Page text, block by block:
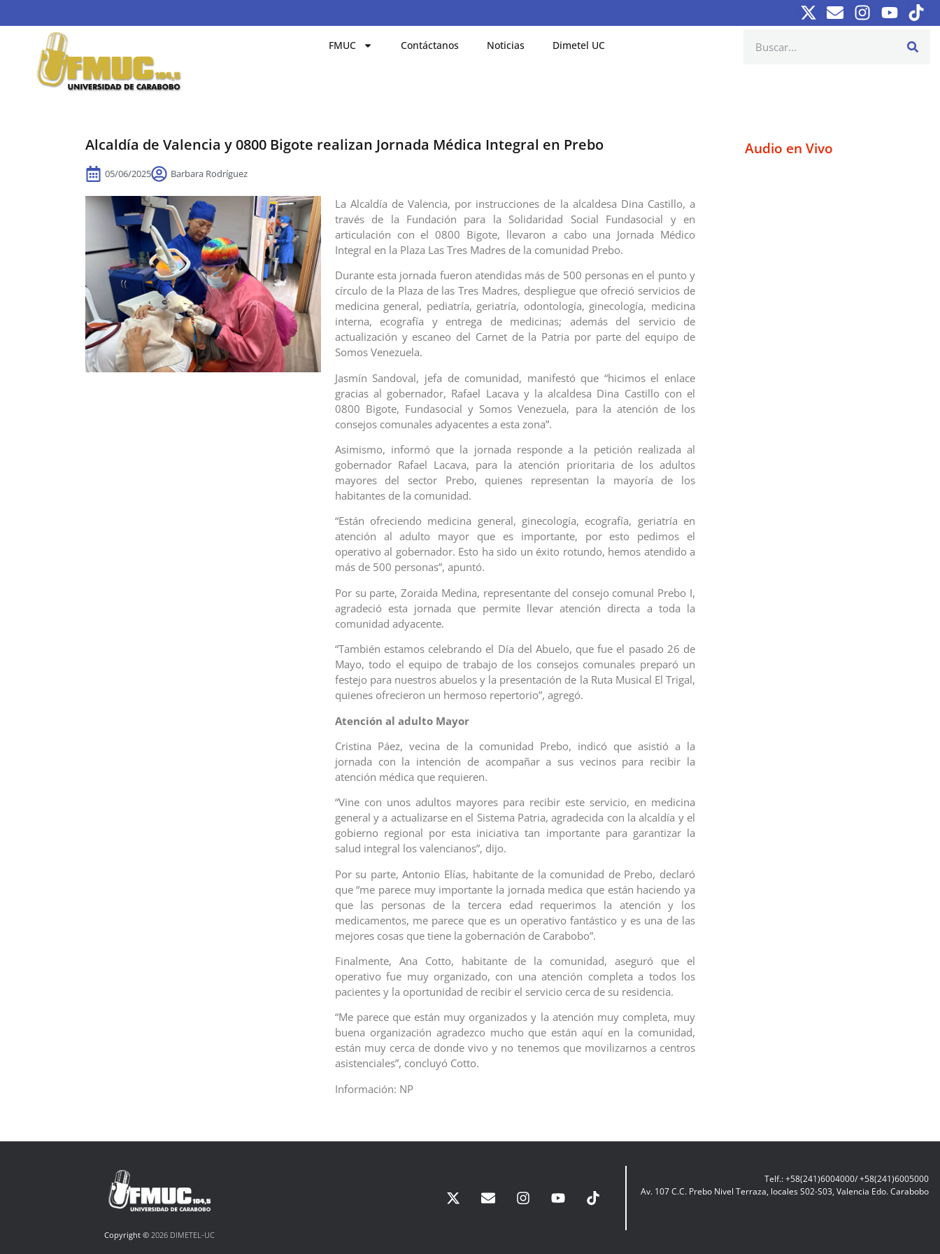
FMUC Contáctanos Noticias Dimetel UC
Alcaldía de Valencia y 0800 Bigote realizan Jornada Médica Integral en Prebo
05/06/2025 Barbara Rodríguez
La Alcaldía de Valencia, por instrucciones de la alcaldesa Dina Castillo, a
través de la Fundación para la Solidaridad Social Fundasocial y en
articulación con el 0800 Bigote, llevaron a cabo una Jornada Médico
Integral en la Plaza Las Tres Madres de la comunidad Prebo.
Durante esta jornada fueron atendidas más de 500 personas en el punto y
círculo de la Plaza de las Tres Madres, despliegue que ofreció servicios de
medicina general, pediatría, geriatría, odontología, ginecología, medicina
interna, ecografía y entrega de medicinas; además del servicio de
actualización y escaneo del Carnet de la Patria por parte del equipo de
Somos Venezuela.
Jasmín Sandoval, jefa de comunidad, manifestó que “hicimos el enlace
gracias al gobernador, Rafael Lacava y la alcaldesa Dina Castillo con el
0800 Bigote, Fundasocial y Somos Venezuela, para la atención de los
consejos comunales adyacentes a esta zona”.
Asimismo, informó que la jornada responde a la petición realizada al
gobernador Rafael Lacava, para la atención prioritaria de los adultos
mayores del sector Prebo, quienes representan la mayoría de los
habitantes de la comunidad.
“Están ofreciendo medicina general, ginecología, ecografía, geriatría en
atención al adulto mayor que es importante, por esto pedimos el
operativo al gobernador. Esto ha sido un éxito rotundo, hemos atendido a
más de 500 personas”, apuntó.
Por su parte, Zoraida Medina, representante del consejo comunal Prebo I,
agradeció esta jornada que permite llevar atención directa a toda la
comunidad adyacente.
“También estamos celebrando el Día del Abuelo, que fue el pasado 26 de
Mayo, todo el equipo de trabajo de los consejos comunales preparó un
festejo para nuestros abuelos y la presentación de la Ruta Musical El Trigal,
quienes ofrecieron un hermoso repertorio”, agregó.
Atención al adulto Mayor
Cristina Páez, vecina de la comunidad Prebo, indicó que asistió a la
jornada con la intención de acompañar a sus vecinos para recibir la
atención médica que requieren.
“Vine con unos adultos mayores para recibir este servicio, en medicina
general y a actualizarse en el Sistema Patria, agradecida con la alcaldía y el
gobierno regional por esta iniciativa tan importante para garantizar la
salud integral los valencianos”, dijo.
Por su parte, Antonio Elías, habitante de la comunidad de Prebo, declaró
que “me parece muy importante la jornada medica que están haciendo ya
que las personas de la tercera edad requerimos la atención y los
medicamentos, me parece que es un operativo fantástico y es una de las
mejores cosas que tiene la gobernación de Carabobo”.
Finalmente, Ana Cotto, habitante de la comunidad, aseguró que el
operativo fue muy organizado, con una atención completa a todos los
pacientes y la oportunidad de recibir el servicio cerca de su residencia.
“Me parece que están muy organizados y la atención muy completa, muy
buena organización agradezco mucho que están aquí en la comunidad,
están muy cerca de donde vivo y no tenemos que movilizarnos a centros
asistenciales”, concluyó Cotto.
Información: NP
Audio en Vivo
Copyright ©2026 DIMETEL-UC
Telf.: +58(241)6004000/ +58(241)6005000
Av. 107 C.C. Prebo Nivel Terraza, locales S02-S03, Valencia Edo. Carabobo